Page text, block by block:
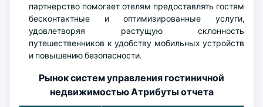
партнерство помогает отелям предоставлять гостям
бесконтактные и оптимизированные услуги,
удовлетворяя растущую склонность
путешественников к удобству мобильных устройств
и повышению безопасности.
Рынок систем управления гостиничной
недвижимостью Атрибуты отчета